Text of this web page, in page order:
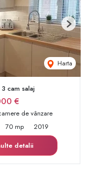
Harta
Next
cam salaj
€
de vânzare
70 mp
2019
detalii